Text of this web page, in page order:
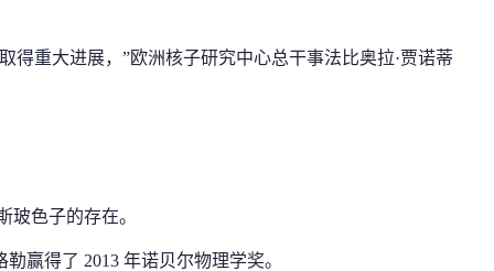
重大进展，”欧洲核子研究中心总干事法比奥拉·贾诺蒂
玻色子的存在。
赢得了 2013 年诺贝尔物理学奖。